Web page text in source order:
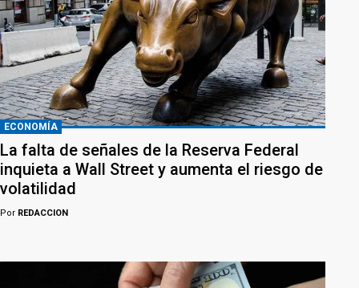
ECONOMÍA
La falta de señales de la Reserva Federal
inquieta a Wall Street y aumenta el riesgo de
volatilidad
Por REDACCION